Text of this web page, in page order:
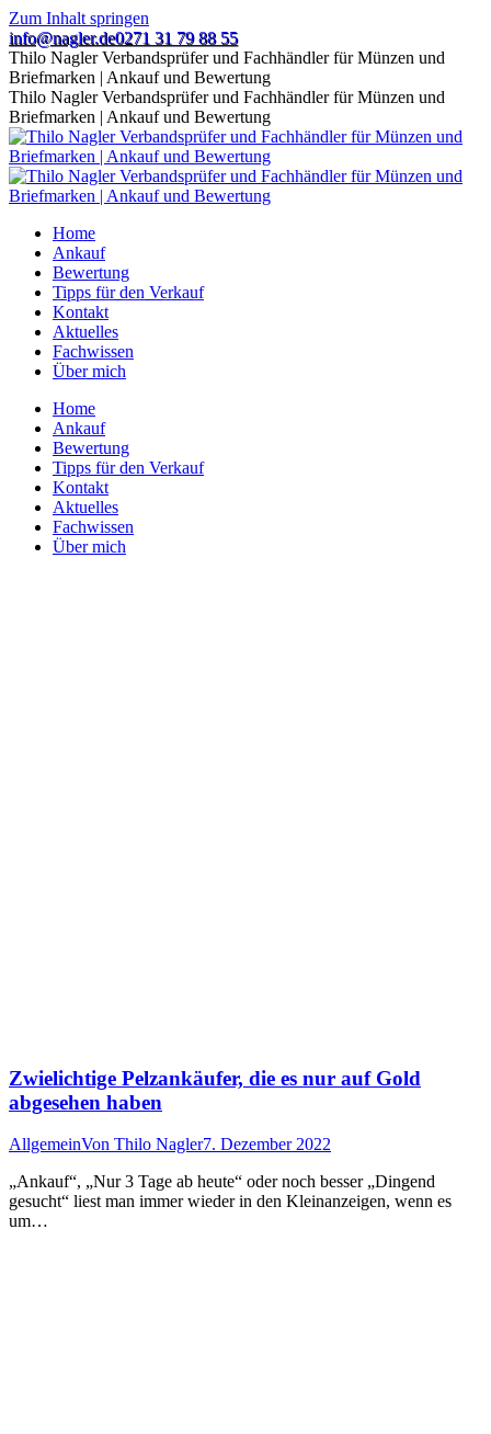
Zum Inhalt springen
info@nagler.de0271 31 79 88 55
Thilo Nagler Verbandsprüfer und Fachhändler für Münzen und
Briefmarken | Ankauf und Bewertung
Thilo Nagler Verbandsprüfer und Fachhändler für Münzen und
Briefmarken | Ankauf und Bewertung
Home
Ankauf
Bewertung
Tipps für den Verkauf
Kontakt
Aktuelles
Fachwissen
Über mich
Home
Ankauf
Bewertung
Tipps für den Verkauf
Kontakt
Aktuelles
Fachwissen
Über mich
Zwielichtige Pelzankäufer, die es nur auf Gold
abgesehen haben
AllgemeinVon Thilo Nagler7. Dezember 2022
„Ankauf“, „Nur 3 Tage ab heute“ oder noch besser „Dingend
gesucht“ liest man immer wieder in den Kleinanzeigen, wenn es
um…